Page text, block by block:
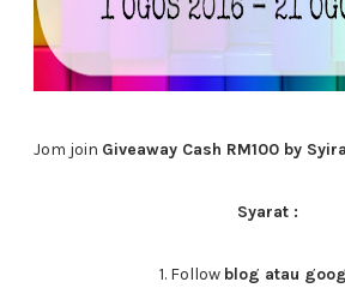
Jom join Giveaway Cash RM100 by
Syarat :
1. Follow blog atau